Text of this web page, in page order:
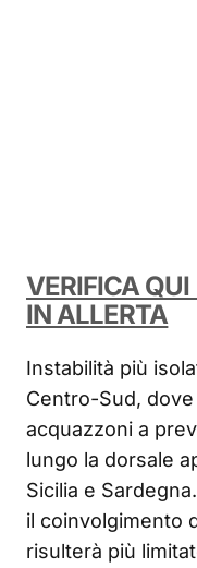
VERIFICA
IN ALLERTA
Instabilità più
Centro-Sud,
acquazzoni a
lungo la dorsale
Sicilia e
il coinvolgimento
risulterà più